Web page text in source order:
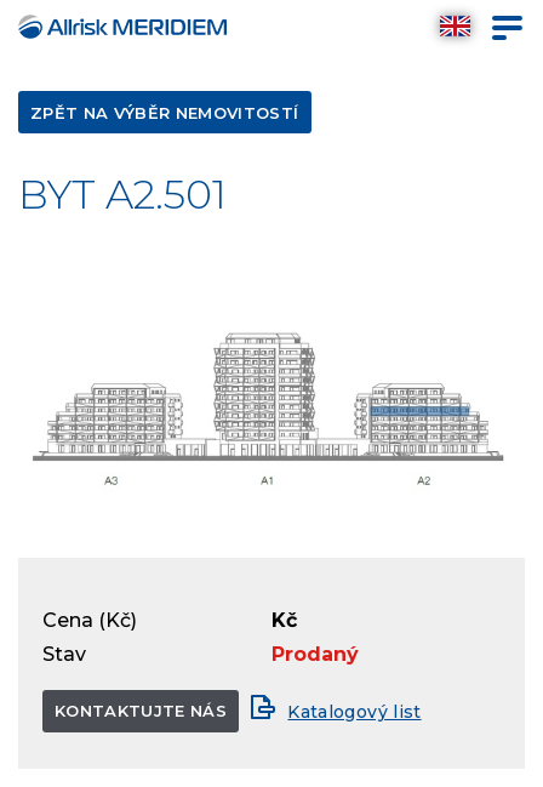
BYT A2.501
ZPĚT NA VÝBĚR NEMOVITOSTÍ
Cena (Kč)
Kč
Stav
Prodaný
KONTAKTUJTE NÁS Katalogový list